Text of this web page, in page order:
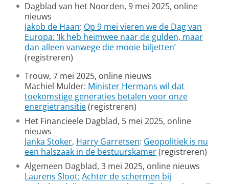
Dagblad van het Noorden, 9 mei 2025, online
nieuws
Jakob de Haan: Op 9 mei vieren we de Dag van
Europa: ‘Ik heb heimwee naar de gulden, maar
dan alleen vanwege die mooie biljetten’
(registreren)
Trouw, 7 mei 2025, online nieuws
Machiel Mulder: Minister Hermans wil dat
toekomstige generaties betalen voor onze
energietransitie(registreren)
Het Financieele Dagblad, 5 mei 2025, online
nieuws
Janka Stoker, Harry Garretsen: Geopolitiek is nu
een halszaak in de bestuurskamer(registreren)
Algemeen Dagblad, 3 mei 2025, online nieuws
Laurens Sloot: Achter de schermen bij